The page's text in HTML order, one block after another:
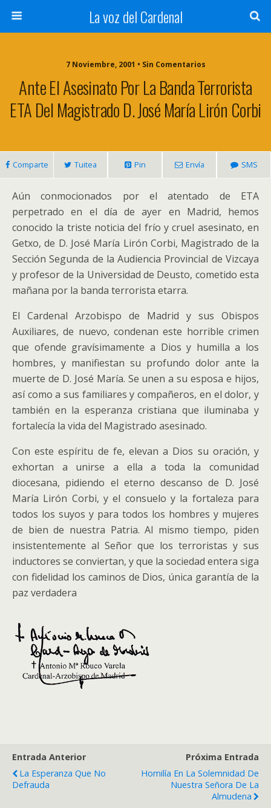
La voz del Cardenal
7 Noviembre, 2001 • Sin Comentarios
Ante El Asesinato Por La Banda Terrorista
ETA Del Magistrado D. José María Lirón Corbi
Comparte Tuitea Pin Envía SMS
Aún conmocionados por el atentado de ETA
perpetrado en el día de ayer en Madrid, hemos
conocido la triste noticia del frío y cruel asesinato, en
Getxo, de D. José María Lirón Corbi, Magistrado de la
Sección Segunda de la Audiencia Provincial de Vizcaya
y profesor de la Universidad de Deusto, cometido esta
mañana por la banda terrorista etarra.
El Cardenal Arzobispo de Madrid y sus Obispos
Auxiliares, de nuevo, condenan este horrible crimen
que ofende gravísimamente a Dios y humilla a los
hombres, y manifiestan su profundo dolor ante la
muerte de D. José María. Se unen a su esposa e hijos,
así como a sus familiares y compañeros, en el dolor, y
también en la esperanza cristiana que iluminaba y
fortalecía la vida del Magistrado asesinado.
Con este espíritu de fe, elevan a Dios su oración, y
exhortan a unirse a ella a toda la comunidad
diocesana, pidiendo el eterno descanso de D. José
María Lirón Corbi, y el consuelo y la fortaleza para
todos los suyos y para todos los hombres y mujeres
de bien de nuestra Patria. Al mismo tiempo, piden
insistentemente al Señor que los terroristas y sus
inductores se conviertan, y que la sociedad entera siga
con fidelidad los caminos de Dios, única garantía de la
paz verdadera
Entrada Anterior
La Esperanza Que No
Defrauda
Próxima Entrada
Homilía En La Solemnidad De
Nuestra Señora De La
Almudena